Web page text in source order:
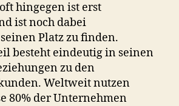
hingegen ist erst
ist noch dabei
Platz zu finden.
besteht eindeutig in seinen
zu den
Weltweit nutzen
80% der Unternehmen